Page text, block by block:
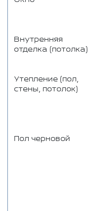
Внутренняя
отделка (потолка)
Утепление (пол,
стены, потолок)
Пол черновой